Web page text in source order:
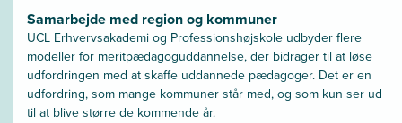
Samarbejde med region og kommuner
UCL Erhvervsakademi og Professionshøjskole udbyder flere
modeller for meritpædagoguddannelse, der bidrager til at løse
udfordringen med at skaffe uddannede pædagoger. Det er en
udfordring, som mange kommuner står med, og som kun ser ud
til at blive større de kommende år.